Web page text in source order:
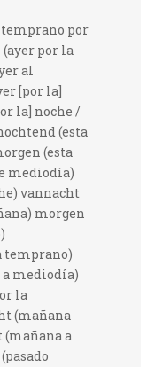
por
por la
al
[por la]
la] noche /
(esta
(esta
mediodía)
vannacht
morgen
temprano)
mediodía)
la
(mañana
(mañana a